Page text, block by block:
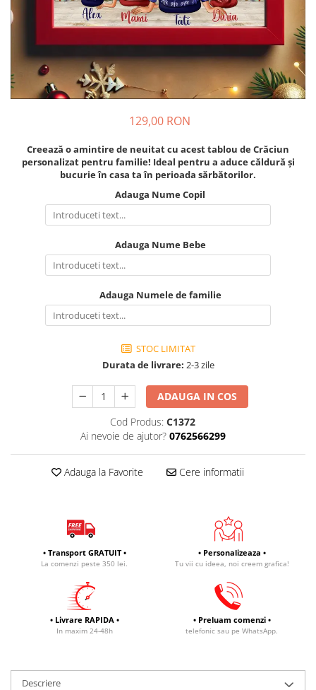
Body bebelusi personalizate
Perne personalizate
Plusuri personalizate
Agende personalizate
Etichete pentru sticla de vin
Cadouri Personalizate Unice
Cadouri pentru Doctori
Cadouri Pensionare
Cadouri Profesori
129,00 RON
Creează o amintire de neuitat cu acest tablou de Crăciun
personalizat pentru familie! Ideal pentru a aduce căldură și
bucurie în casa ta în perioada sărbătorilor.
Adauga Nume Copil
Adauga Nume Bebe
Adauga Numele de familie
STOC LIMITAT
Durata de livrare: 2-3 zile
ADAUGA IN COS
Cod Produs: C1372
Ai nevoie de ajutor? 0762566299
Adauga la Favorite Cere informatii
• Transport GRATUIT •
La comenzi peste 350 lei.
• Personalizeaza •
Tu vii cu ideea, noi creem grafica!
• Livrare RAPIDA •
In maxim 24-48h
• Preluam comenzi •
telefonic sau pe WhatsApp.
Descriere